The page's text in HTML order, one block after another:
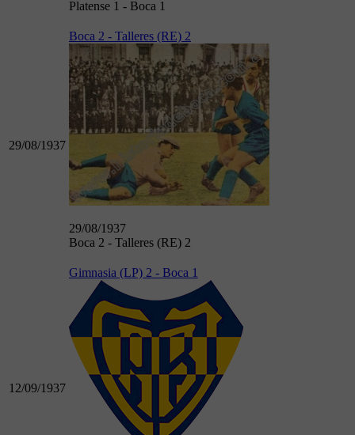
Platense 1 - Boca 1
29/08/1937
Boca 2 - Talleres (RE) 2
29/08/1937
Boca 2 - Talleres (RE) 2
12/09/1937
Gimnasia (LP) 2 - Boca 1